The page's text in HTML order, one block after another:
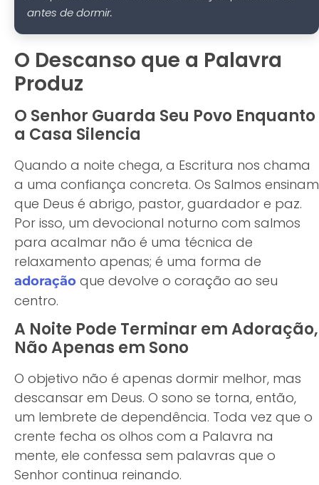
antes de dormir.
O Descanso que a Palavra
Produz
O Senhor Guarda Seu Povo Enquanto
a Casa Silencia
Quando a noite chega, a Escritura nos chama
a uma confiança concreta. Os Salmos ensinam
que Deus é abrigo, pastor, guardador e paz.
Por isso, um devocional noturno com salmos
para acalmar não é uma técnica de
relaxamento apenas; é uma forma de
adoração que devolve o coração ao seu
centro.
A Noite Pode Terminar em Adoração,
Não Apenas em Sono
O objetivo não é apenas dormir melhor, mas
descansar em Deus. O sono se torna, então,
um lembrete de dependência. Toda vez que o
crente fecha os olhos com a Palavra na
mente, ele confessa sem palavras que o
Senhor continua reinando.